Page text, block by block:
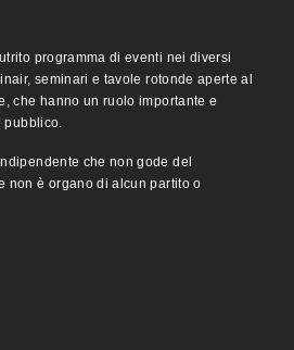
programma di eventi nei diversi
seminari e tavole rotonde aperte al
che hanno un ruolo importante e
pubblico.
che non gode del
non è organo di alcun partito o